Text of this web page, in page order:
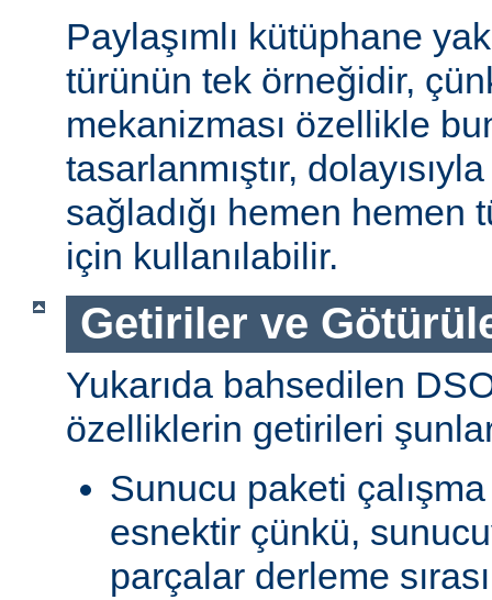
Paylaşımlı kütüphane
türünün tek örneğidir,
mekanizması özellikle
tasarlanmıştır,
sağladığı hemen hemen
için kullanılabilir.
Getiriler ve
Yukarıda bahsedilen
özelliklerin getirileri
Sunucu paketi
esnektir çünkü,
parçalar derleme